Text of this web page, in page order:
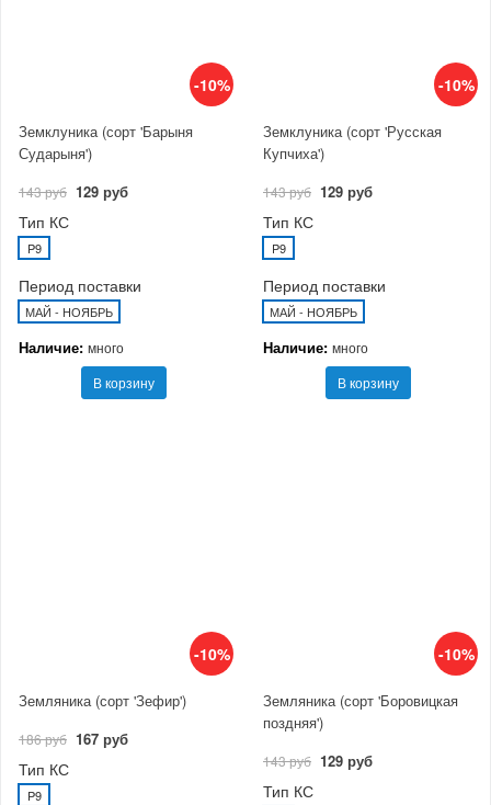
-10%
Земклуника (сорт 'Барыня
Сударыня')
143 руб 129 руб
Тип КС
P9
Период поставки
МАЙ - НОЯБРЬ
Наличие: много
В корзину
-10%
Земклуника (сорт 'Русская
Купчиха')
143 руб 129 руб
Тип КС
P9
Период поставки
МАЙ - НОЯБРЬ
Наличие: много
В корзину
-10%
Земляника (сорт 'Зефир')
186 руб 167 руб
Тип КС
P9
-10%
Земляника (сорт 'Боровицкая
поздняя')
143 руб 129 руб
Тип КС